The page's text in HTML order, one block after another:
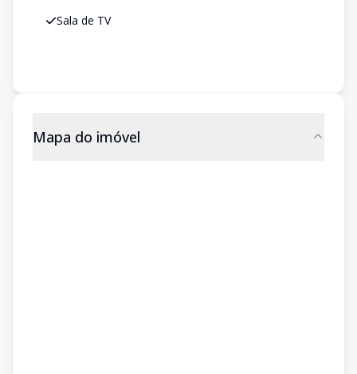
Sala de TV
Mapa do imóvel